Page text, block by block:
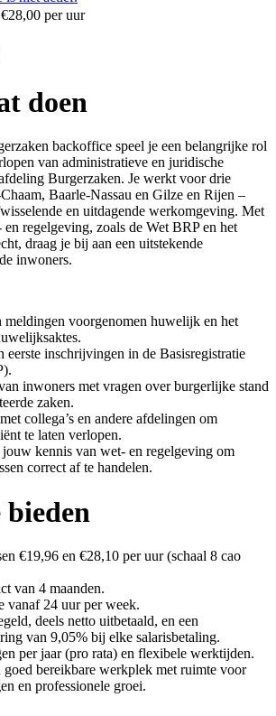
per uur
doen
backoffice speel je een belangrijke rol
van administratieve en juridische
Burgerzaken. Je werkt voor drie
Baarle-Nassau en Gilze en Rijen –
en uitdagende werkomgeving. Met
regelgeving, zoals de Wet BRP en het
draag je bij aan een uitstekende
inwoners.
meldingen voorgenomen huwelijk en het
eerste inschrijvingen in de Basisregistratie
inwoners met vragen over burgerlijke stand
zaken.
collega’s en andere afdelingen om
te laten verlopen.
jouw kennis van wet- en regelgeving om
correct af te handelen.
€19,96 en €28,10 per uur (schaal 8 cao
van 4 maanden.
vanaf 24 uur per week.
deels netto uitbetaald, en een
van 9,05% bij elke salarisbetaling.
per jaar (pro rata) en flexibele werktijden.
goed bereikbare werkplek met ruimte voor
en professionele groei.